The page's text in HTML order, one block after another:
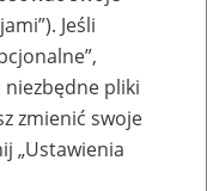
pracy
Jeśli
pliki
zmienić swoje
„Ustawienia